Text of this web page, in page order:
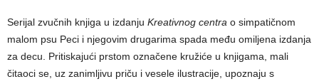
Serijal zvučnih knjiga u izdanju Kreativnog centra o simpatičnom
malom psu Peci i njegovim drugarima spada među omiljena izdanja
za decu. Pritiskajući prstom označene kružiće u knjigama, mali
čitaoci se, uz zanimljivu priču i vesele ilustracije, upoznaju s